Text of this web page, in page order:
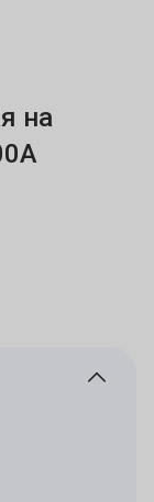
на